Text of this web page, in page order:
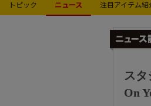
トピック ニュース 注目アイテム紹
スタ
On